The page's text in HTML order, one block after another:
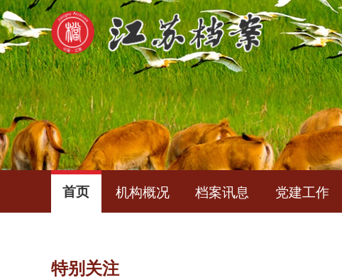
首页 机构概况 档案讯息 党建工作
特别关注